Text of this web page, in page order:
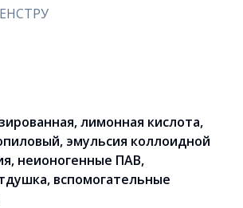
лимонная кислота,
эмульсия коллоидной
неионогенные ПАВ,
вспомогательные